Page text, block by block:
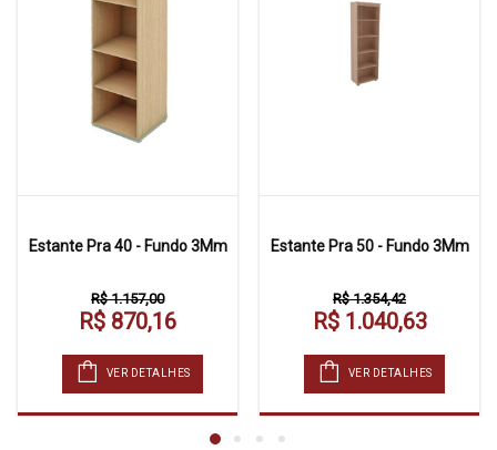
Estante Pra 40 - Fundo 3Mm
R$ 1.157,00
R$ 870,16
VER DETALHES
Estante Pra 50 - Fundo 3Mm
R$ 1.354,42
R$ 1.040,63
VER DETALHES